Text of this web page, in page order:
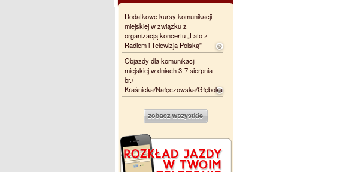
Dodatkowe kursy komunikacji
miejskiej w związku z
organizacją koncertu „Lato z
Radiem i Telewizją Polską”
Objazdy dla komunikacji
miejskiej w dniach 3-7 sierpnia
br./
Kraśnicka/Nałęczowska/Głęboka